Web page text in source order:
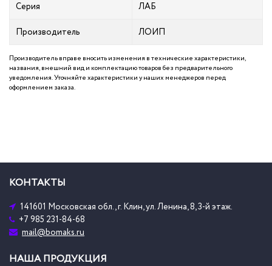
Серия ЛАБ
Производитель ЛОИП
Производитель вправе вносить изменения в технические характеристики,
названия, внешний вид и комплектацию товаров без предварительного
уведомления. Уточняйте характеристики у наших менеджеров перед
оформлением заказа.
КОНТАКТЫ
141601 Московская обл., г. Клин, ул. Ленина, 8, 3-й этаж.
+7 985 231-84-68
mail@bomaks.ru
НАША ПРОДУКЦИЯ